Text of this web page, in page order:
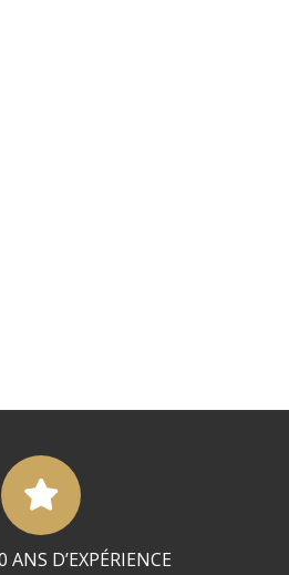
ANS D’EXPÉRIENCE